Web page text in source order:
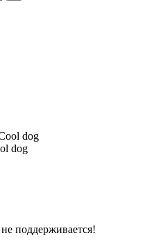
dog
поддерживается!